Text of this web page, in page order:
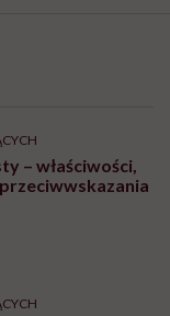
– właściwości,